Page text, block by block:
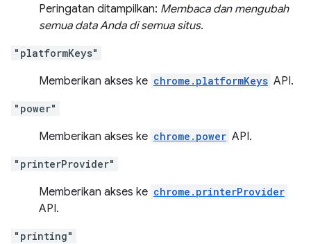
Peringatan ditampilkan: Membaca dan mengubah
semua data Anda di semua situs.
"platformKeys"
Memberikan akses ke chrome.platformKeys API.
"power"
Memberikan akses ke chrome.power API.
"printerProvider"
Memberikan akses ke chrome.printerProvider
API.
"printing"